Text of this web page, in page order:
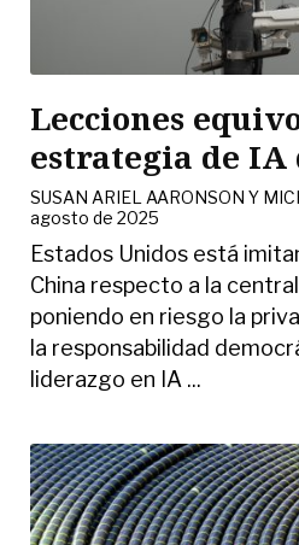
Lecciones
estrategia de IA
SUSAN ARIEL AARONSON Y
agosto de 2025
Estados Unidos está
China respecto a la
poniendo en riesgo la
la responsabilidad
liderazgo en IA ...